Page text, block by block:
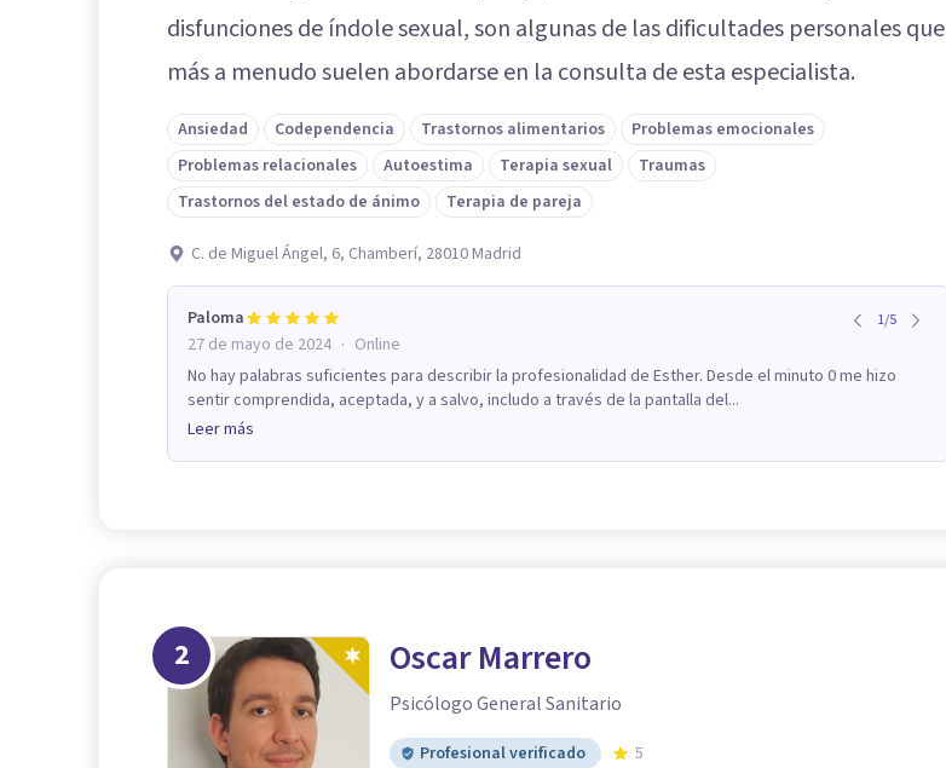
disfunciones de índole sexual, son algunas de las dificultades personales que
más a menudo suelen abordarse en la consulta de esta especialista.
Ansiedad Codependencia Trastornos alimentarios
Problemas emocionales
Problemas relacionales
Autoestima Terapia sexual
Traumas
Trastornos del estado de ánimo
Terapia de pareja
C. de Miguel Ángel, 6, Chamberí, 28010 Madrid
Paloma 1/5
27 de mayo de 2024 · Online
No hay palabras suficientes para describir la profesionalidad de Esther. Desde el minuto 0 me hizo
sentir comprendida, aceptada, y a salvo, includo a través de la pantalla del...
Leer más
2 Oscar Marrero
Psicólogo General Sanitario
Profesional verificado 5